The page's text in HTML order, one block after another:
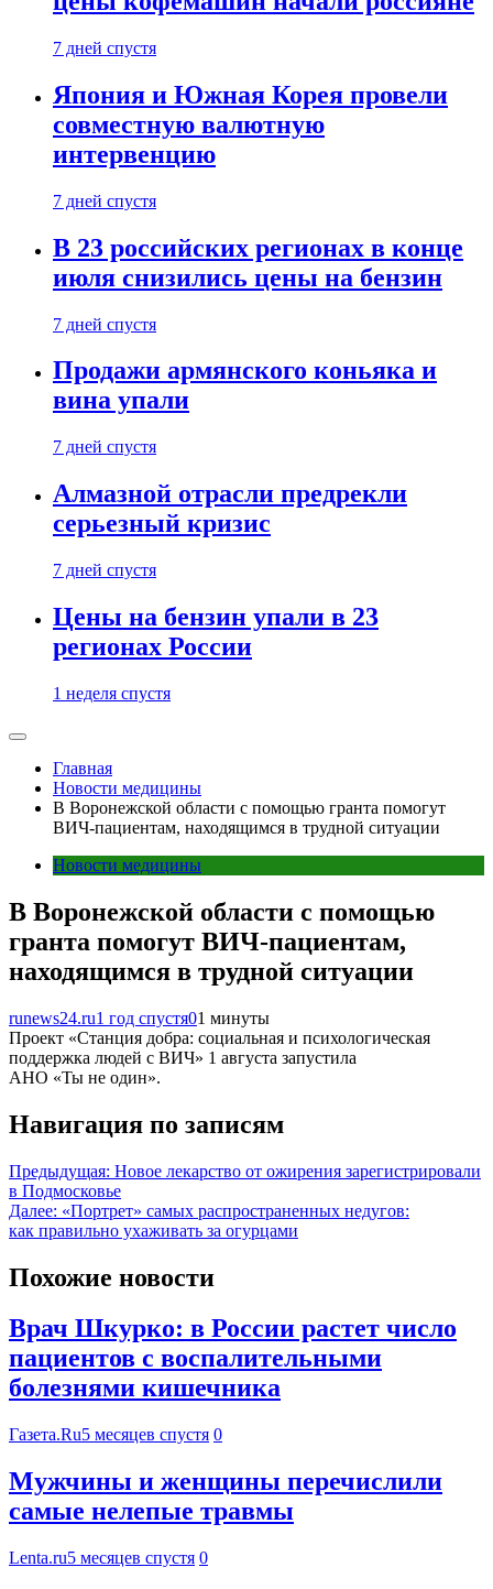
7 дней спустя
Япония и Южная Корея провели
совместную валютную
интервенцию
7 дней спустя
В 23 российских регионах в конце
июля снизились цены на бензин
7 дней спустя
Продажи армянского коньяка и
вина упали
7 дней спустя
Алмазной отрасли предрекли
серьезный кризис
7 дней спустя
Цены на бензин упали в 23
регионах России
1 неделя спустя
Главная
Новости медицины
В Воронежской области с помощью гранта помогут
ВИЧ-пациентам, находящимся в трудной ситуации
Новости медицины
В Воронежской области с помощью
гранта помогут ВИЧ-пациентам,
находящимся в трудной ситуации
runews24.ru1 год спустя01 минуты
Проект «Станция добра: социальная и психологическая
поддержка людей с ВИЧ» 1 августа запустила
АНО «Ты не один».
Навигация по записям
Предыдущая: Новое лекарство от ожирения зарегистрировали
в Подмосковье
Далее: «Портрет» самых распространенных недугов:
как правильно ухаживать за огурцами
Похожие новости
Врач Шкурко: в России растет число
пациентов с воспалительными
болезнями кишечника
Газета.Ru5 месяцев спустя 0
Мужчины и женщины перечислили
самые нелепые травмы
Lenta.ru5 месяцев спустя 0